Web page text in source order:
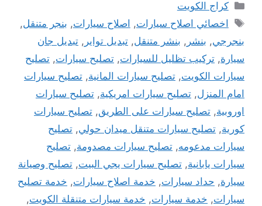
التصنيفات
كراج الكويت
الوسوم
اخصائي اصلاح سيارات, اصلاح سيارات, بنجر متنقل,
بنجرجي, بنشر , بنشر متنقل, تبديل تواير , تبديل جان
سيارة, تركيب تظليل للسيارات, تصليح سيارات, تصليح
سيارات الكويت, تصليح سيارات المانية, تصليح سيارات
امام المنزل, تصليح سيارات امريكية, تصليح سيارات
اوروبية, تصليح سيارات على الطريق, تصليح سيارات
كورية, تصليح سيارات متنقل ميدان حولي, تصليح
سيارات مدعومه, تصليح سيارات مصدومة, تصليح
سيارات يابانية, تصليح سيارات يجي البيت, تصليح وصيانة
سيارة, حداد سيارات, خدمة اصلاح سيارات, خدمة تصليح
سيارات, خدمة سيارات, خدمة سيارات متنقلة الكويت,